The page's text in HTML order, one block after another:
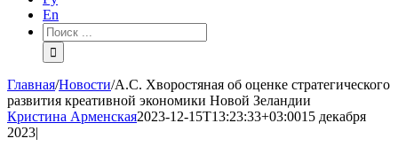
En
Результат
поиска:
Главная/Новости/А.С. Хворостяная об оценке стратегического
развития креативной экономики Новой Зеландии
Кристина Арменская2023-12-15T13:23:33+03:0015 декабря
2023|